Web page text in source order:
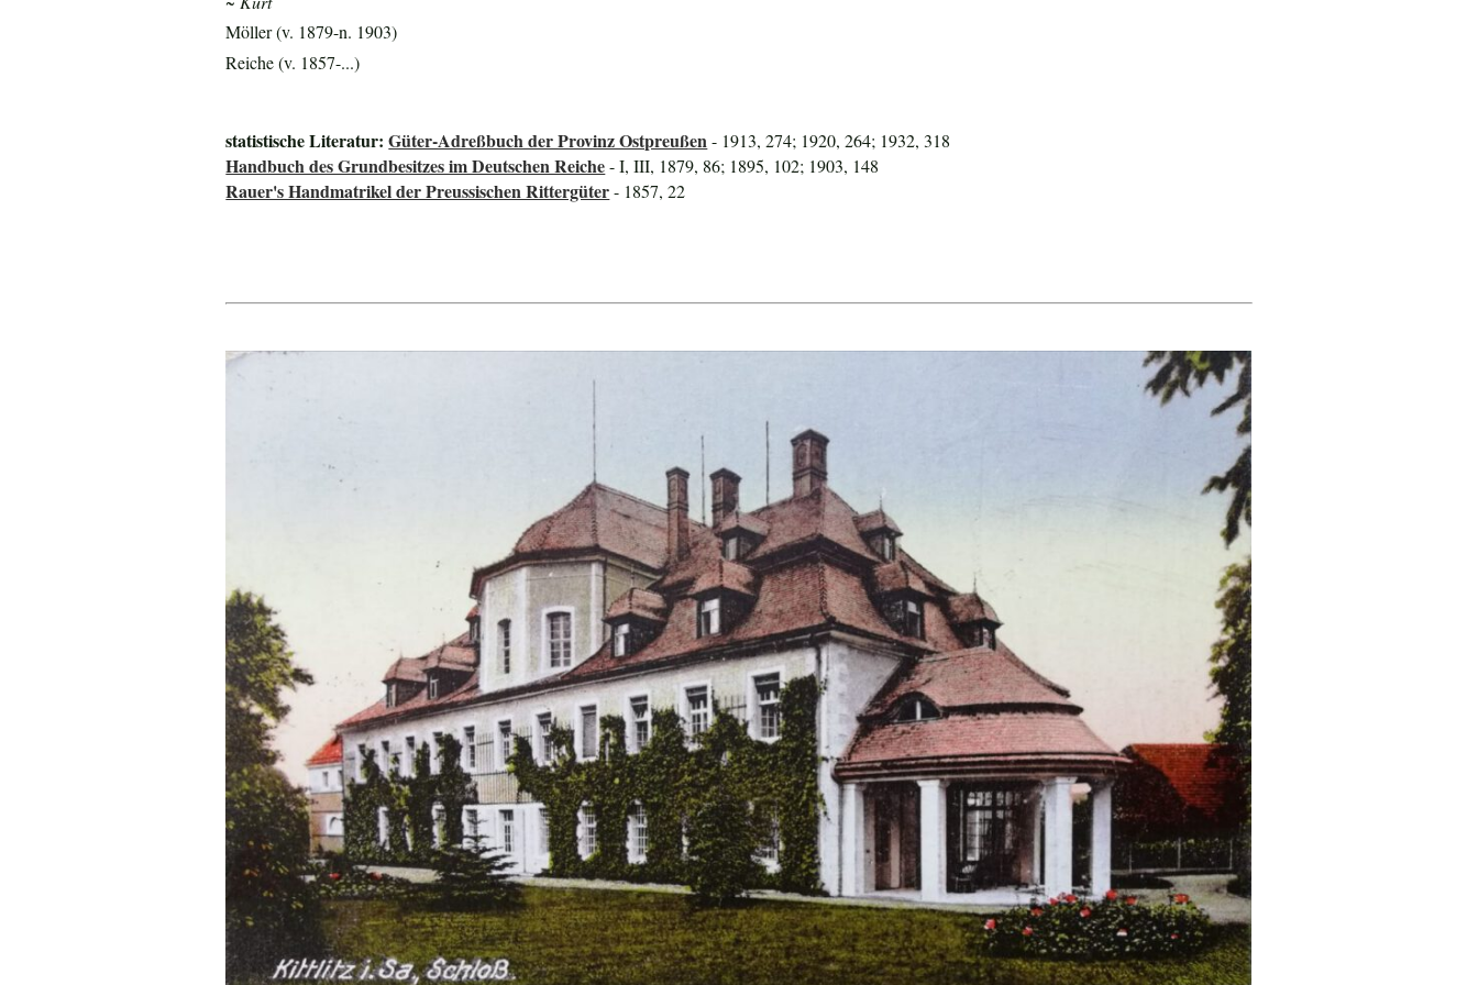
Möller (v. 1879-n. 1903)
Reiche (v. 1857-...)
statistische Literatur:Güter-Adreßbuch der Provinz Ostpreußen - 1913, 274; 1920, 264; 1932, 318
Handbuch des Grundbesitzes im Deutschen Reiche- I, III, 1879, 86; 1895, 102; 1903, 148
Rauer's Handmatrikel der Preussischen Rittergüter- 1857, 22